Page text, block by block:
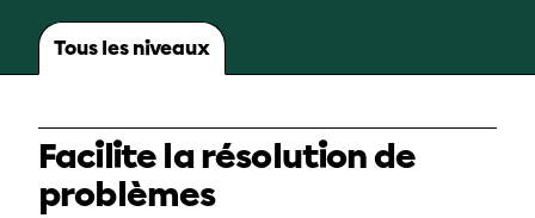
Tous les niveaux
Facilite la résolution de
problèmes